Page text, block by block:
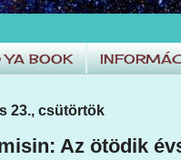
BOOK
23., csütörtök
Az ötödik